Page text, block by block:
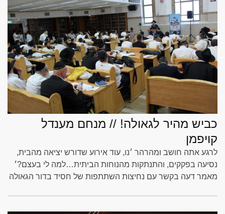
כביש מהיר לגאולה! // מנחם מענדל
קויפמן
לרגע אתה חושב ומהרהר ׳נו, עוד אירוע שדורש יציאה מהבית,
נסיעה בפקקים, והתנתקות מהנוחות הביתית…למה לי בעצם?׳
מאמר דעה בקשר עם נחיצות השתתפות של חסיד בדור הגאולה